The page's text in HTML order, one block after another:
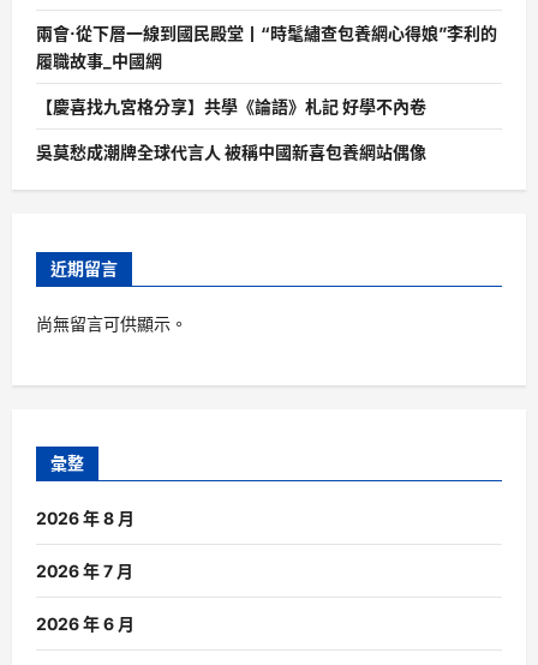
兩會·從下層一線到國民殿堂丨“時髦繡查包養網心得娘”李利的
履職故事_中國網
【慶喜找九宮格分享】共學《論語》札記 好學不內卷
吳莫愁成潮牌全球代言人 被稱中國新喜包養網站偶像
近期留言
尚無留言可供顯示。
彙整
2026 年 8 月
2026 年 7 月
2026 年 6 月